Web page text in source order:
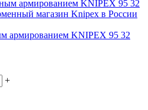
армированием KNIPEX 95 32
+